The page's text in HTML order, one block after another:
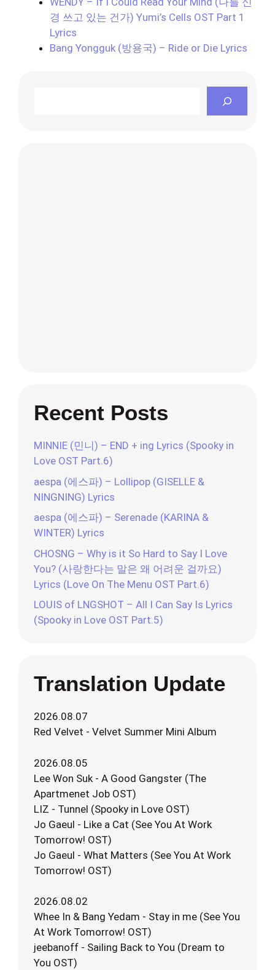
경 쓰고 있는 건가) Yumi’s Cells OST Part 1
Lyrics
Bang Yongguk (방용국) – Ride or Die Lyrics
Recent Posts
MINNIE (민니) – END + ing Lyrics (Spooky in
Love OST Part.6)
aespa (에스파) – Lollipop (GISELLE &
NINGNING) Lyrics
aespa (에스파) – Serenade (KARINA &
WINTER) Lyrics
CHOSNG – Why is it So Hard to Say I Love
You? (사랑한다는 말은 왜 어려운 걸까요)
Lyrics (Love On The Menu OST Part.6)
LOUIS of LNGSHOT – All I Can Say Is Lyrics
(Spooky in Love OST Part.5)
Translation Update
2026.08.07
Red Velvet - Velvet Summer Mini Album
2026.08.05
Lee Won Suk - A Good Gangster (The
Apartmenet Job OST)
LIZ - Tunnel (Spooky in Love OST)
Jo Gaeul - Like a Cat (See You At Work
Tomorrow! OST)
Jo Gaeul - What Matters (See You At Work
Tomorrow! OST)
2026.08.02
Whee In & Bang Yedam - Stay in me (See You
At Work Tomorrow! OST)
jeebanoff - Sailing Back to You (Dream to
You OST)